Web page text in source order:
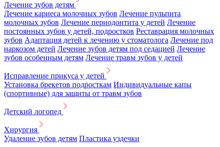
Лечение зубов детям
Лечение кариеса молочных зубов Лечение пульпита
молочных зубов Лечение периодонтита у детей Лечение
постоянных зубов у детей, подростков Реставрация молочных
зубов Адаптация детей к лечению у стоматолога Лечение под
наркозом детей Лечение зубов детям под седацией Лечение
зубов особенным детям Лечение травм зубов у детей
Исправление прикуса у детей
Установка брекетов подросткам Индивидуальные капы
(спортивные) для защиты от травм зубов
Детский логопед
Хирургия
Удаление зубов детям Пластика уздечки